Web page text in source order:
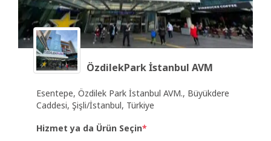
Ana
Ücretsiz
ÖzdilekPark İstanbul AVM
Esentepe, Özdilek Park İstanbul AVM., Büyükdere
Caddesi, Şişli/İstanbul, Türkiye
Hizmet ya da Ürün Seçin*